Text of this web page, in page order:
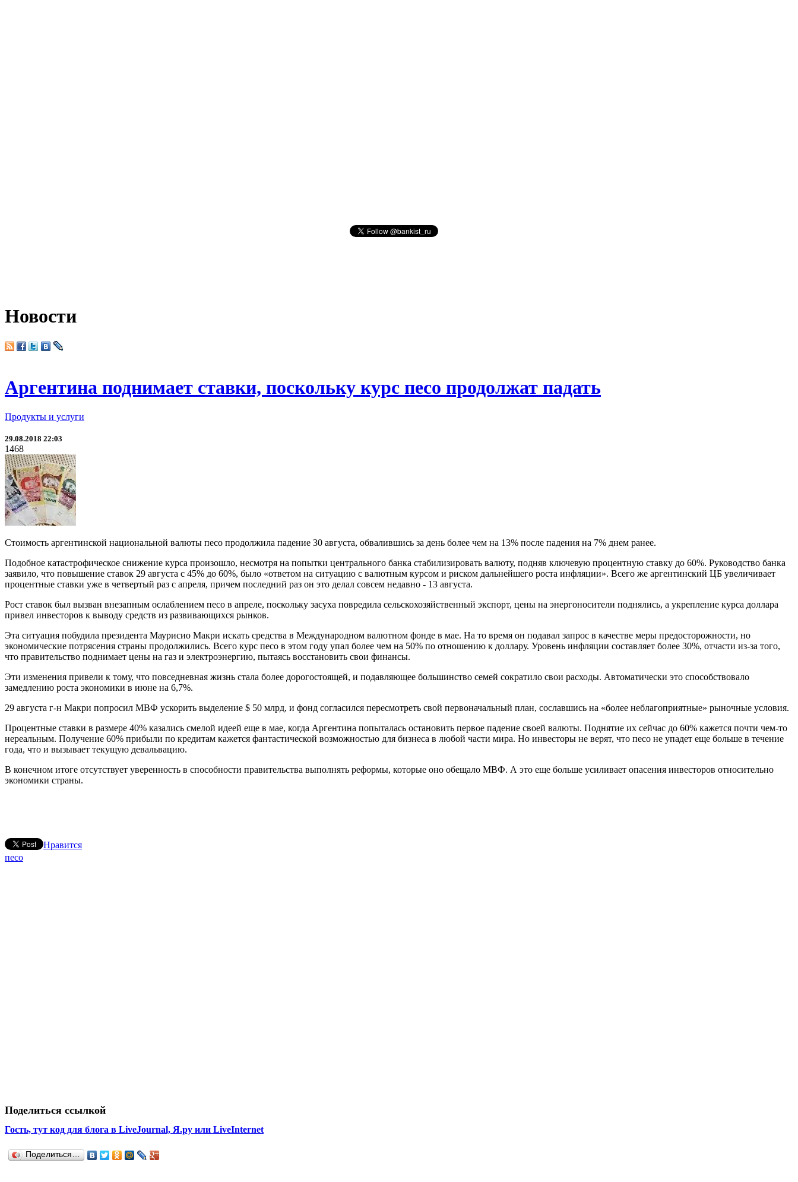
Новости
Аргентина поднимает ставки, поскольку курс песо продолжат падать
Продукты и услуги
29.08.2018 22:03
1468
Стоимость аргентинской национальной валюты песо продолжила падение 30 августа, обвалившись за день более чем на 13% после падения на 7% днем ранее.
Подобное катастрофическое снижение курса произошло, несмотря на попытки центрального банка стабилизировать валюту, подняв ключевую процентную ставку до 60%. Руководство банка
заявило, что повышение ставок 29 августа с 45% до 60%, было «ответом на ситуацию с валютным курсом и риском дальнейшего роста инфляции». Всего же аргентинский ЦБ увеличивает
процентные ставки уже в четвертый раз с апреля, причем последний раз он это делал совсем недавно - 13 августа.
Рост ставок был вызван внезапным ослаблением песо в апреле, поскольку засуха повредила сельскохозяйственный экспорт, цены на энергоносители поднялись, а укрепление курса доллара
привел инвесторов к выводу средств из развивающихся рынков.
Эта ситуация побудила президента Маурисио Макри искать средства в Международном валютном фонде в мае. На то время он подавал запрос в качестве меры предосторожности, но
экономические потрясения страны продолжились. Всего курс песо в этом году упал более чем на 50% по отношению к доллару. Уровень инфляции составляет более 30%, отчасти из-за того,
что правительство поднимает цены на газ и электроэнергию, пытаясь восстановить свои финансы.
Эти изменения привели к тому, что повседневная жизнь стала более дорогостоящей, и подавляющее большинство семей сократило свои расходы. Автоматически это способствовало
замедлению роста экономики в июне на 6,7%.
29 августа г-н Макри попросил МВФ ускорить выделение $ 50 млрд, и фонд согласился пересмотреть свой первоначальный план, сославшись на «более неблагоприятные» рыночные условия.
Процентные ставки в размере 40% казались смелой идеей еще в мае, когда Аргентина попыталась остановить первое падение своей валюты. Поднятие их сейчас до 60% кажется почти чем-то
нереальным. Получение 60% прибыли по кредитам кажется фантастической возможностью для бизнеса в любой части мира. Но инвесторы не верят, что песо не упадет еще больше в течение
года, что и вызывает текущую девальвацию.
В конечном итоге отсутствует уверенность в способности правительства выполнять реформы, которые оно обещало МВФ. А это еще больше усиливает опасения инвесторов относительно
экономики страны.
Нравится
песо
Поделиться ссылкой
Гость, тут код для блога в LiveJournal, Я.ру или LiveInternet
Поделиться…